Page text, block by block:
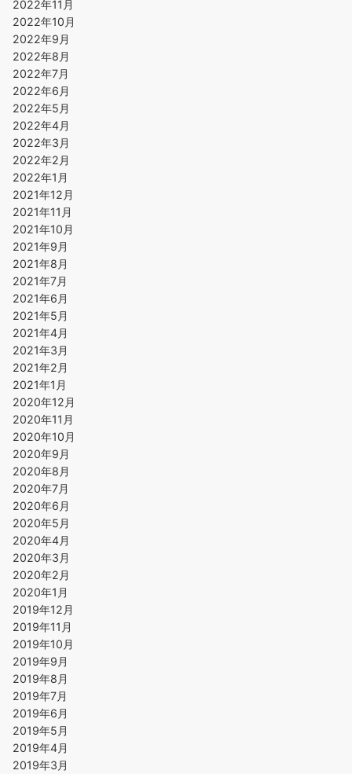
2022年11月
2022年10月
2022年9月
2022年8月
2022年7月
2022年6月
2022年5月
2022年4月
2022年3月
2022年2月
2022年1月
2021年12月
2021年11月
2021年10月
2021年9月
2021年8月
2021年7月
2021年6月
2021年5月
2021年4月
2021年3月
2021年2月
2021年1月
2020年12月
2020年11月
2020年10月
2020年9月
2020年8月
2020年7月
2020年6月
2020年5月
2020年4月
2020年3月
2020年2月
2020年1月
2019年12月
2019年11月
2019年10月
2019年9月
2019年8月
2019年7月
2019年6月
2019年5月
2019年4月
2019年3月